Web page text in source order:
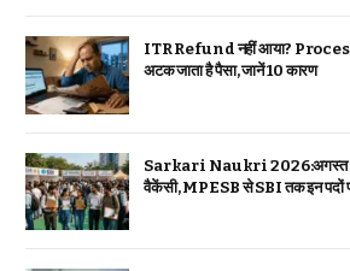
ITR Refund नहीं आया?
अटक जाता है पैसा, जानें 10 कारण
Sarkari Naukri 2026:अगस्त में
वैकेंसी, MPESB से SBI तक इन पदों